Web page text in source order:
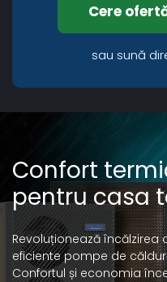
Cere
sau sună
Confort
pentru casa
Revoluționează
eficiente pompe de
Confortul și economia